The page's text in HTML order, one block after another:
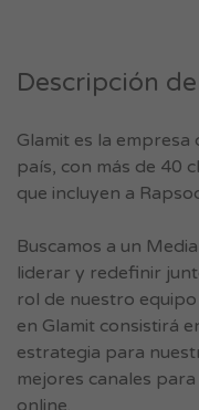
Descripción
Glamit es la
país, con más de 40
que incluyen a
Buscamos a un
liderar y redefinir
rol de nuestro
en Glamit consistirá
estrategia para
mejores canales
online.